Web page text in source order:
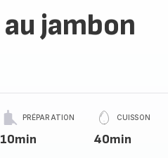
jambon
PRÉPARATION
10min
CUISSON
40min